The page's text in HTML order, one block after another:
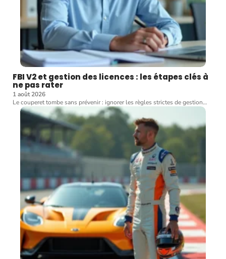
FBI V2 et gestion des licences : les étapes clés à
ne pas rater
1 août 2026
Le couperet tombe sans prévenir : ignorer les règles strictes de gestion…